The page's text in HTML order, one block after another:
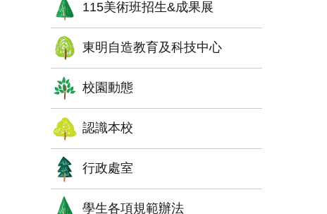
115美術班招生&成果展
東明自造教育及科技中心
校園動態
認識本校
行政處室
學生各項規範辦法